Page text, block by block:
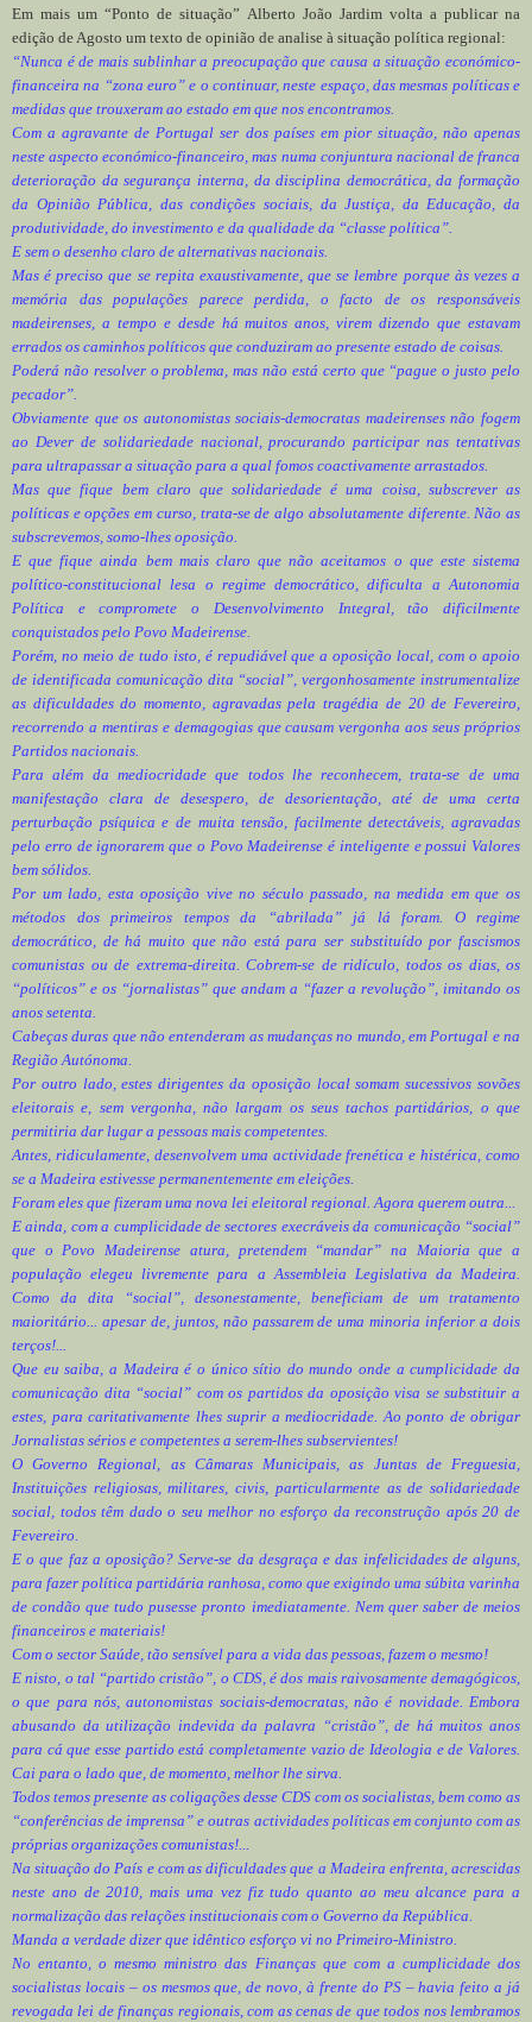
Em mais um “Ponto de situação” Alberto João Jardim volta a publicar na
edição de Agosto um texto de opinião de analise à situação política regional:
“Nunca é de mais sublinhar a preocupação que causa a situação económico-
financeira na “zona euro” e o continuar, neste espaço, das mesmas políticas e
medidas que trouxeram ao estado em que nos encontramos.
Com a agravante de Portugal ser dos países em pior situação, não apenas
neste aspecto económico-financeiro, mas numa conjuntura nacional de franca
deterioração da segurança interna, da disciplina democrática, da formação
da Opinião Pública, das condições sociais, da Justiça, da Educação, da
produtividade, do investimento e da qualidade da “classe política”.
E sem o desenho claro de alternativas nacionais.
Mas é preciso que se repita exaustivamente, que se lembre porque às vezes a
memória das populações parece perdida, o facto de os responsáveis
madeirenses, a tempo e desde há muitos anos, virem dizendo que estavam
errados os caminhos políticos que conduziram ao presente estado de coisas.
Poderá não resolver o problema, mas não está certo que “pague o justo pelo
pecador”.
Obviamente que os autonomistas sociais-democratas madeirenses não fogem
ao Dever de solidariedade nacional, procurando participar nas tentativas
para ultrapassar a situação para a qual fomos coactivamente arrastados.
Mas que fique bem claro que solidariedade é uma coisa, subscrever as
políticas e opções em curso, trata-se de algo absolutamente diferente. Não as
subscrevemos, somo-lhes oposição.
E que fique ainda bem mais claro que não aceitamos o que este sistema
político-constitucional lesa o regime democrático, dificulta a Autonomia
Política e compromete o Desenvolvimento Integral, tão dificilmente
conquistados pelo Povo Madeirense.
Porém, no meio de tudo isto, é repudiável que a oposição local, com o apoio
de identificada comunicação dita “social”, vergonhosamente instrumentalize
as dificuldades do momento, agravadas pela tragédia de 20 de Fevereiro,
recorrendo a mentiras e demagogias que causam vergonha aos seus próprios
Partidos nacionais.
Para além da mediocridade que todos lhe reconhecem, trata-se de uma
manifestação clara de desespero, de desorientação, até de uma certa
perturbação psíquica e de muita tensão, facilmente detectáveis, agravadas
pelo erro de ignorarem que o Povo Madeirense é inteligente e possui Valores
bem sólidos.
Por um lado, esta oposição vive no século passado, na medida em que os
métodos dos primeiros tempos da “abrilada” já lá foram. O regime
democrático, de há muito que não está para ser substituído por fascismos
comunistas ou de extrema-direita. Cobrem-se de ridículo, todos os dias, os
“políticos” e os “jornalistas” que andam a “fazer a revolução”, imitando os
anos setenta.
Cabeças duras que não entenderam as mudanças no mundo, em Portugal e na
Região Autónoma.
Por outro lado, estes dirigentes da oposição local somam sucessivos sovões
eleitorais e, sem vergonha, não largam os seus tachos partidários, o que
permitiria dar lugar a pessoas mais competentes.
Antes, ridiculamente, desenvolvem uma actividade frenética e histérica, como
se a Madeira estivesse permanentemente em eleições.
Foram eles que fizeram uma nova lei eleitoral regional. Agora querem outra...
E ainda, com a cumplicidade de sectores execráveis da comunicação “social”
que o Povo Madeirense atura, pretendem “mandar” na Maioria que a
população elegeu livremente para a Assembleia Legislativa da Madeira.
Como da dita “social”, desonestamente, beneficiam de um tratamento
maioritário... apesar de, juntos, não passarem de uma minoria inferior a dois
terços!...
Que eu saiba, a Madeira é o único sítio do mundo onde a cumplicidade da
comunicação dita “social” com os partidos da oposição visa se substituir a
estes, para caritativamente lhes suprir a mediocridade. Ao ponto de obrigar
Jornalistas sérios e competentes a serem-lhes subservientes!
O Governo Regional, as Câmaras Municipais, as Juntas de Freguesia,
Instituições religiosas, militares, civis, particularmente as de solidariedade
social, todos têm dado o seu melhor no esforço da reconstrução após 20 de
Fevereiro.
E o que faz a oposição? Serve-se da desgraça e das infelicidades de alguns,
para fazer política partidária ranhosa, como que exigindo uma súbita varinha
de condão que tudo pusesse pronto imediatamente. Nem quer saber de meios
financeiros e materiais!
Com o sector Saúde, tão sensível para a vida das pessoas, fazem o mesmo!
E nisto, o tal “partido cristão”, o CDS, é dos mais raivosamente demagógicos,
o que para nós, autonomistas sociais-democratas, não é novidade. Embora
abusando da utilização indevida da palavra “cristão”, de há muitos anos
para cá que esse partido está completamente vazio de Ideologia e de Valores.
Cai para o lado que, de momento, melhor lhe sirva.
Todos temos presente as coligações desse CDS com os socialistas, bem como as
“conferências de imprensa” e outras actividades políticas em conjunto com as
próprias organizações comunistas!...
Na situação do País e com as dificuldades que a Madeira enfrenta, acrescidas
neste ano de 2010, mais uma vez fiz tudo quanto ao meu alcance para a
normalização das relações institucionais com o Governo da República.
Manda a verdade dizer que idêntico esforço vi no Primeiro-Ministro.
No entanto, o mesmo ministro das Finanças que com a cumplicidade dos
socialistas locais – os mesmos que, de novo, à frente do PS – havia feito a já
revogada lei de finanças regionais, com as cenas de que todos nos lembramos